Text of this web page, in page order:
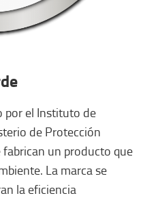
por el Instituto de
de Protección
fabrican un producto que
La marca se
la eficiencia